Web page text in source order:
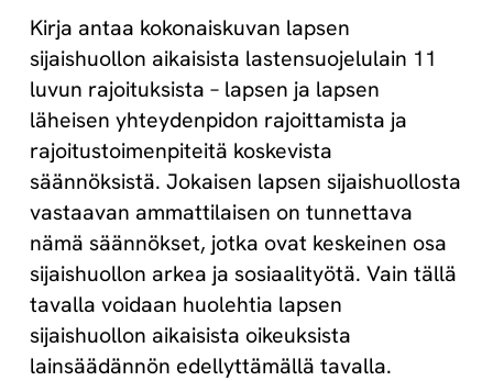
Kirja antaa kokonaiskuvan lapsen
sijaishuollon aikaisista lastensuojelulain 11
luvun rajoituksista – lapsen ja lapsen
läheisen yhteydenpidon rajoittamista ja
rajoitustoimenpiteitä koskevista
säännöksistä. Jokaisen lapsen sijaishuollosta
vastaavan ammattilaisen on tunnettava
nämä säännökset, jotka ovat keskeinen osa
sijaishuollon arkea ja sosiaalityötä. Vain tällä
tavalla voidaan huolehtia lapsen
sijaishuollon aikaisista oikeuksista
lainsäädännön edellyttämällä tavalla.